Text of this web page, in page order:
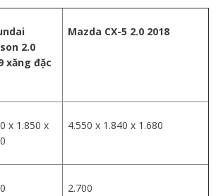
2.0
xăng đặc
Mazda CX-5 2.0 2018
x 1.850 x
4.550 x 1.840 x 1.680
2.700